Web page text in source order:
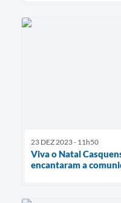
23 DEZ 2023 - 11h50
Viva o Natal
encantaram a